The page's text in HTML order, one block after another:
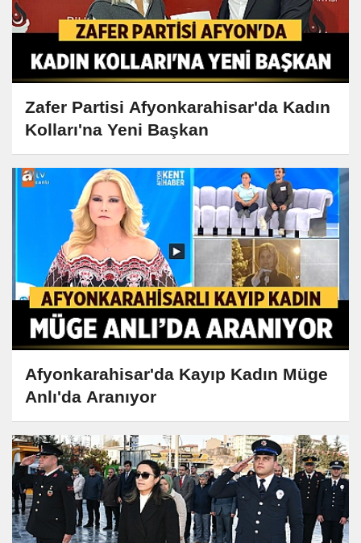
Zafer Partisi Afyonkarahisar'da Kadın
Kolları'na Yeni Başkan
Afyonkarahisar'da Kayıp Kadın Müge
Anlı'da Aranıyor